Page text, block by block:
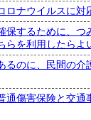
ロナウイルスに対
保するために、つ
らを利用したらよ
るのに、民間の介
通傷害保険と交通